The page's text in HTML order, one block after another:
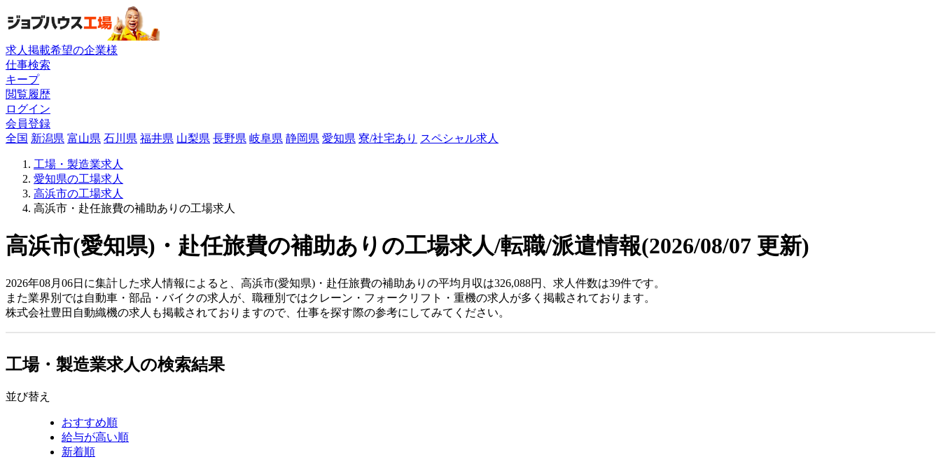
求人掲載希望の企業様
仕事検索
キープ
閲覧履歴
ログイン
会員登録
全国 新潟県 富山県 石川県 福井県 山梨県 長野県 岐阜県 静岡県 愛知県 寮/社宅あり スペシャル求人
工場・製造業求人
愛知県の工場求人
高浜市の工場求人
高浜市・赴任旅費の補助ありの工場求人
高浜市(愛知県)・赴任旅費の補助ありの工場求人/転職/派遣情報(2026/08/07 更新)
2026年08月06日に集計した求人情報によると、高浜市(愛知県)・赴任旅費の補助ありの平均月収は326,088円、求人件数は39件です。
また業界別では自動車・部品・バイクの求人が、職種別ではクレーン・フォークリフト・重機の求人が多く掲載されております。
株式会社豊田自動織機の求人も掲載されておりますので、仕事を探す際の参考にしてみてください。
工場・製造業求人の検索結果
並び替え
おすすめ順
給与が高い順
新着順